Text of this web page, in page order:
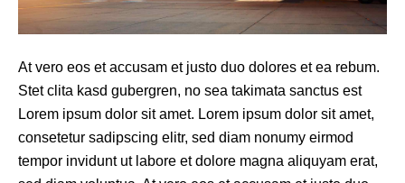
At vero eos et accusam et justo duo dolores et ea rebum.
Stet clita kasd gubergren, no sea takimata sanctus est
Lorem ipsum dolor sit amet. Lorem ipsum dolor sit amet,
consetetur sadipscing elitr, sed diam nonumy eirmod
tempor invidunt ut labore et dolore magna aliquyam erat,